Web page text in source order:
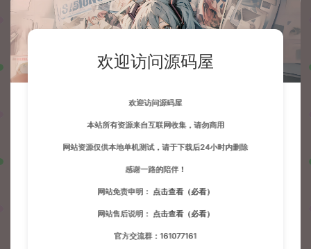
欢迎访问源码屋
欢迎访问源码屋
本站所有资源来自互联网收集，请勿商用
网站资源仅供本地单机测试，请于下载后24小时内删除
感谢一路的陪伴！
网站免责申明： 点击查看（必看）
网站售后说明： 点击查看（必看）
官方交流群：161077161